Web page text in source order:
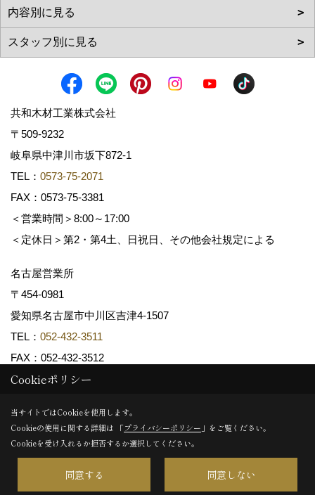
共和木材工業株式会社
〒509-9232
岐阜県中津川市坂下872‐1
TEL： 0573-75-2071
FAX：0573-75-3381
＜営業時間＞8:00～17:00
＜定休日＞第2・第4土、日祝日、その他会社規定による
名古屋営業所
〒454-0981
愛知県名古屋市中川区吉津4-1507
TEL： 052-432-3511
FAX：052-432-3512
Copyright (c) 共和木材工業株式会社. All Rights Reserved.
Produced byゴデスクリエイト
Cookieポリシー
当サイトではCookieを使用します。
Cookieの使用に関する詳細は 「プライバシーポリシー 」をご覧ください。
Cookieを受け入れるか拒否するか選択してください。
同意する 同意しない